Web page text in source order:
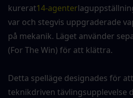
kurerat14-agenter
var och stegvis uppgraderade
på mekanik. Läget använder
(For The Win) för att klättra.
Detta spelläge designades för
teknikdriven tävlingsupplevelse